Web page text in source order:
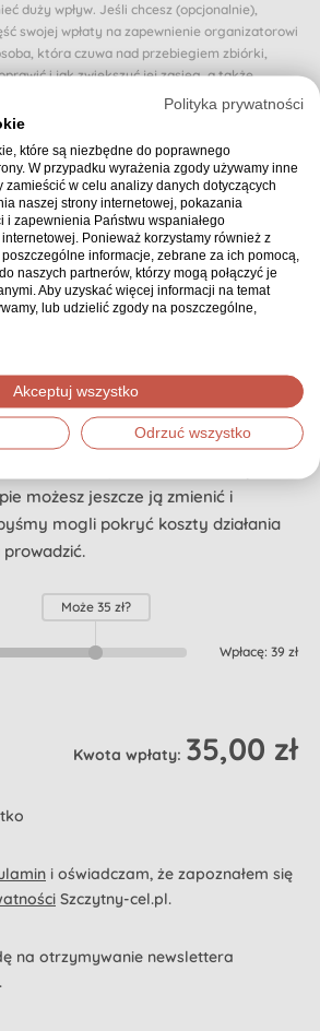
duży wpływ. Jeśli chcesz (opcjonalnie),
swojej wpłaty na zapewnienie organizatorowi
która czuwa nad przebiegiem zbiórki,
i jak zwiększyć jej zasięg, a także
nie zostaje sam i otrzymuje realne
Dzięki temu osoba, której dotyczy zbiórka,
zaopiekowana.
(domyślnie wybraną) część swojej
Opiekuna? Jeśli nie, możesz wybrać inną
wsparcie Opiekuna
Wybrana kwota: 30,00 zł
możesz jeszcze ją zmienić i
mogli pokryć koszty działania
Może 35 zł?
Wpłacę: 39 zł
Kwota wpłaty: 35,00 zł
i oświadczam, że zapoznałem się
Szczytny-cel.pl.
na otrzymywanie newslettera
Polityka prywatności
które są niezbędne do poprawnego
W przypadku wyrażenia zgody używamy inne
zamieścić w celu analizy danych dotyczących
naszej strony internetowej, pokazania
i zapewnienia Państwu wspaniałego
Ponieważ korzystamy również z
informacje, zebrane za ich pomocą,
naszych partnerów, którzy mogą połączyć je
Aby uzyskać więcej informacji na temat
lub udzielić zgody na poszczególne,
Akceptuj wszystko
Odrzuć wszystko